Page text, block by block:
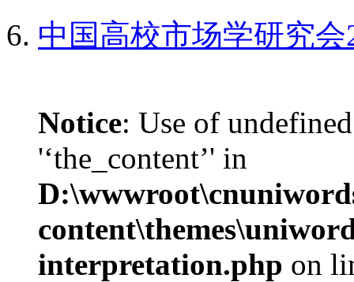
中国高校市场学研究会
Notice: Use of
'‘the_content’' in
interpretation.php on